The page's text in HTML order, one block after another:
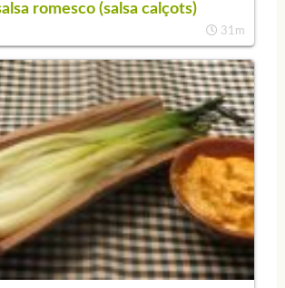
romesco (salsa calçots)
31m